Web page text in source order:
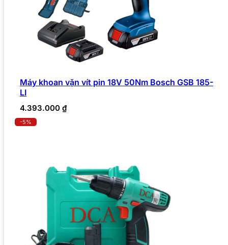
Máy khoan vặn vít pin 18V 50Nm Bosch GSB 185-
LI
4.393.000 ₫
-5%